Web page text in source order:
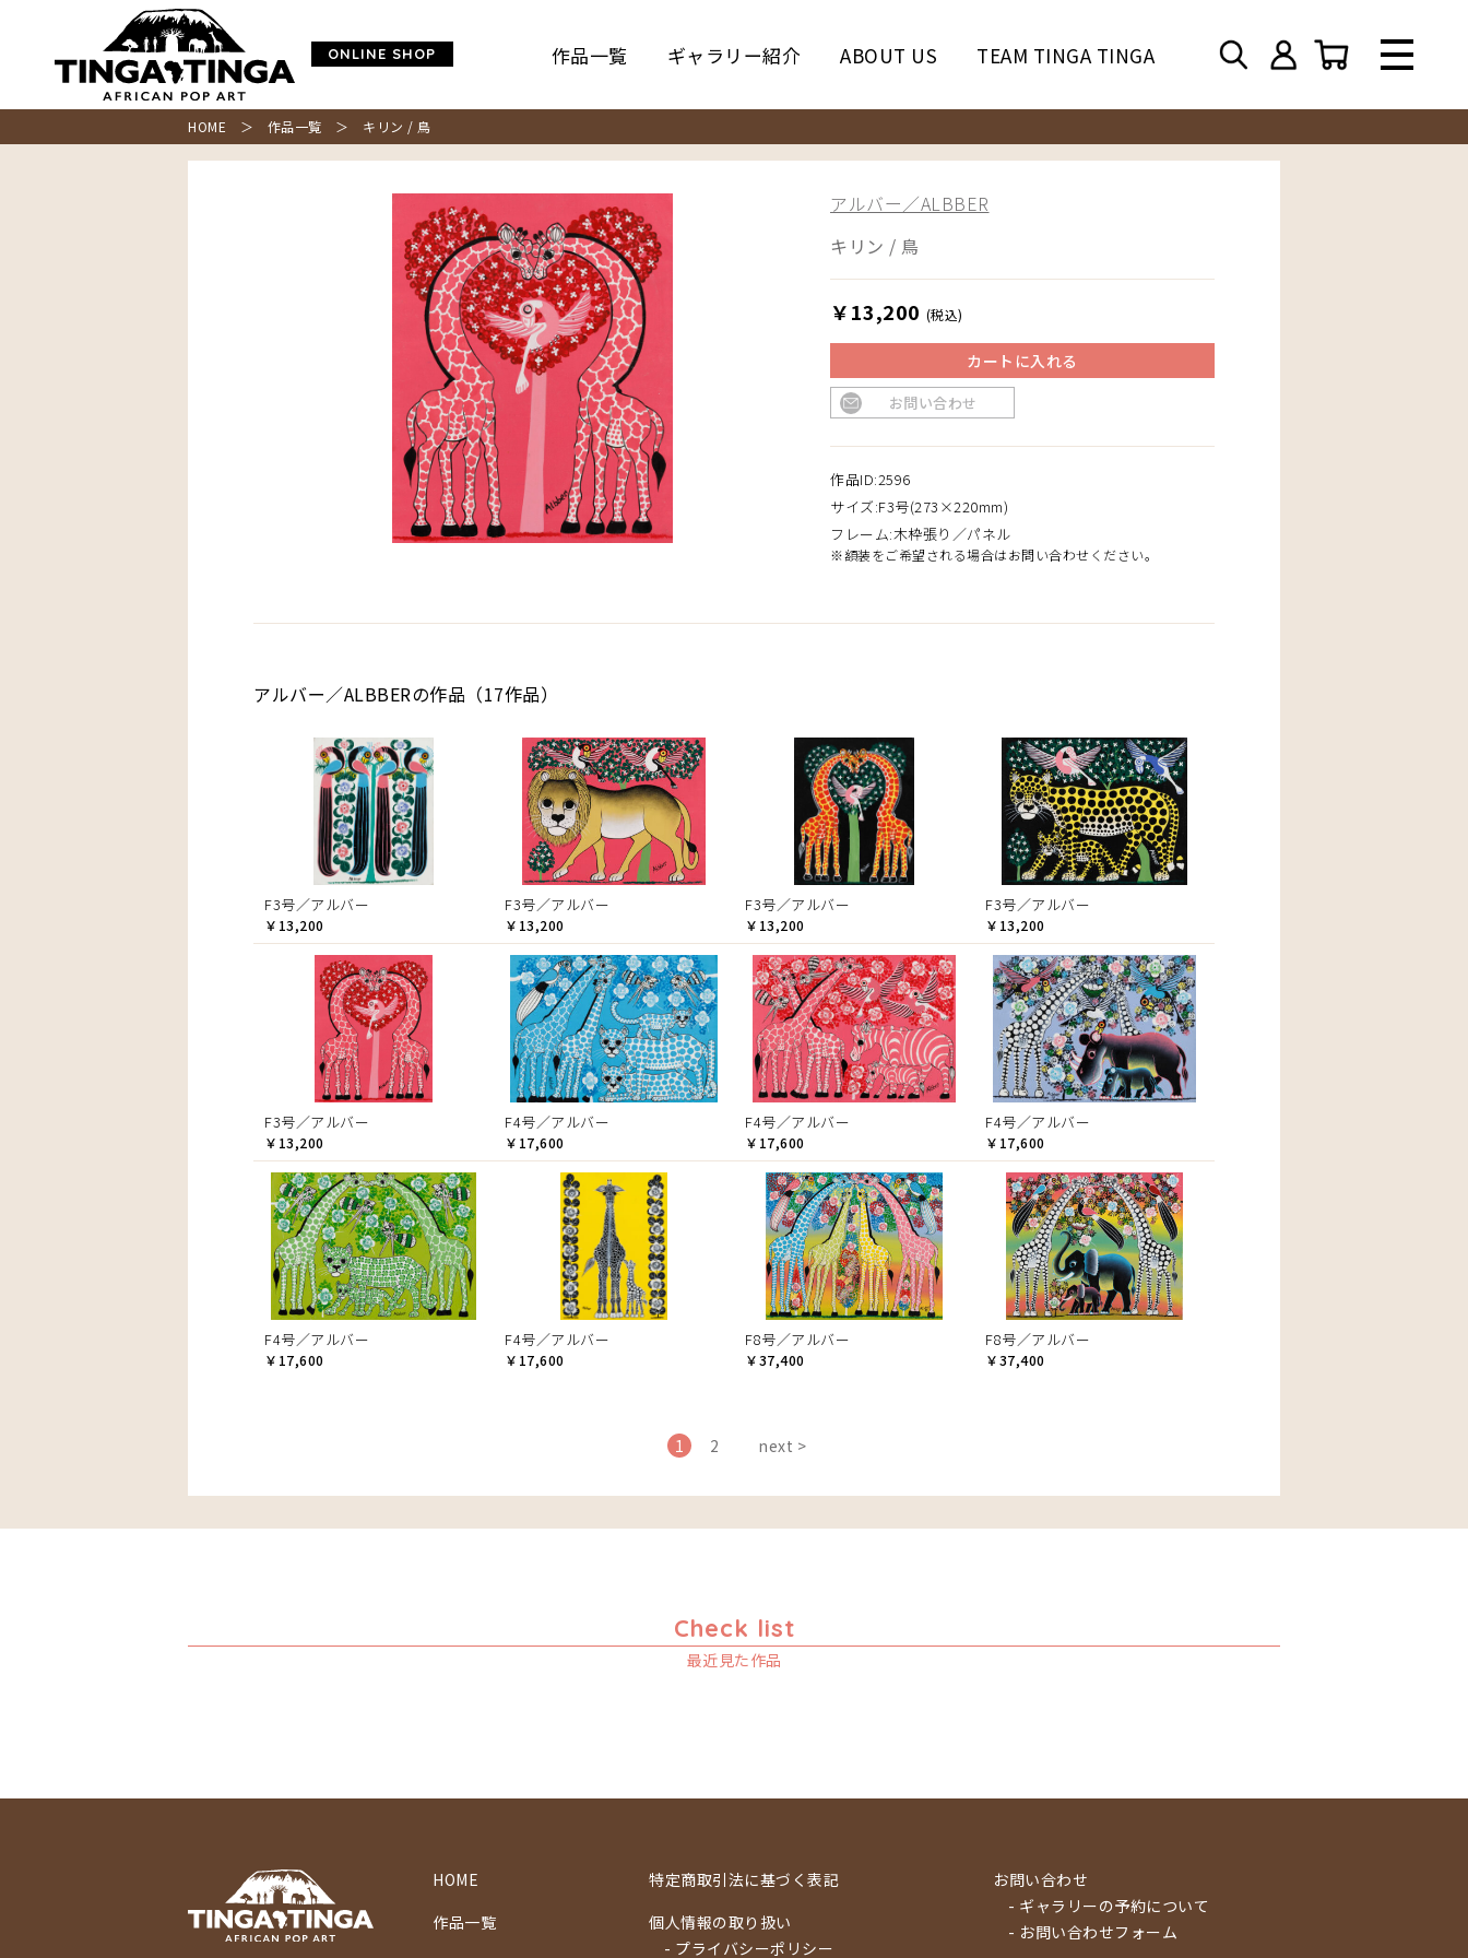
ONLINE SHOP 作品一覧 ギャラリー紹介 ABOUT US TEAM TINGA TINGA
HOME ＞ 作品一覧 ＞ キリン / 鳥
アルバー／ALBBER
キリン / 鳥
￥13,200 (税込)
カートに入れる
お問い合わせ
作品ID:2596
サイズ:F3号(273×220mm)
フレーム:木枠張り／パネル
※額装をご希望される場合はお問い合わせください。
アルバー／ALBBERの作品（17作品）
F3号／アルバー
￥13,200
F3号／アルバー
￥13,200
F3号／アルバー
￥13,200
F3号／アルバー
￥13,200
F3号／アルバー
￥13,200
F4号／アルバー
￥17,600
F4号／アルバー
￥17,600
F4号／アルバー
￥17,600
F4号／アルバー
￥17,600
F4号／アルバー
￥17,600
F8号／アルバー
￥37,400
F8号／アルバー
￥37,400
1 2 next >
Check list
最近見た作品
HOME
作品一覧
特定商取引法に基づく表記
個人情報の取り扱い
- プライバシーポリシー
お問い合わせ
- ギャラリーの予約について
- お問い合わせフォーム